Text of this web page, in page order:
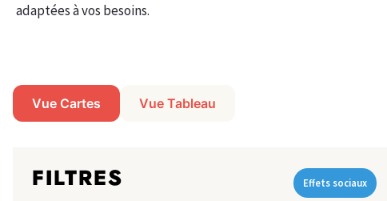
adaptées à vos besoins.
Vue Cartes Vue Tableau
FILTRES Effets sociaux